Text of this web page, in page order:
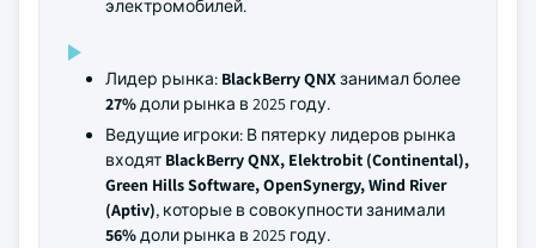
электромобилей.
Лидер рынка: BlackBerry QNXзанимал более
27%доли рынка в 2025 году.
Ведущие игроки: В пятерку лидеров рынка
входят BlackBerry QNX, Elektrobit (Continental),
Green Hills Software, OpenSynergy, Wind River
(Aptiv), которые в совокупности занимали
56%доли рынка в 2025 году.